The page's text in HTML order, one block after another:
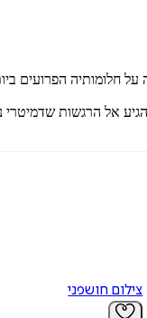
חלומותיה הפרועים
אל הרגשות שדמיטרי
צילום חושפני